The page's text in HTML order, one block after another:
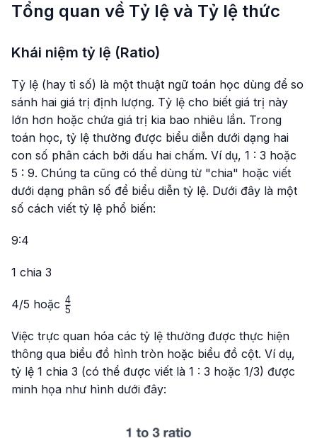
Tổng quan về Tỷ lệ và Tỷ lệ thức
Khái niệm tỷ lệ (Ratio)
Tỷ lệ (hay tỉ số) là một thuật ngữ toán học dùng để so
sánh hai giá trị định lượng. Tỷ lệ cho biết giá trị này
lớn hơn hoặc chứa giá trị kia bao nhiêu lần. Trong
toán học, tỷ lệ thường được biểu diễn dưới dạng hai
con số phân cách bởi dấu hai chấm. Ví dụ, 1 : 3 hoặc
5 : 9. Chúng ta cũng có thể dùng từ "chia" hoặc viết
dưới dạng phân số để biểu diễn tỷ lệ. Dưới đây là một
số cách viết tỷ lệ phổ biến:
9:4
1 chia 3
4/5 hoặc \frac{4}
5
4
Việc trực quan hóa các tỷ lệ thường được thực hiện
thông qua biểu đồ hình tròn hoặc biểu đồ cột. Ví dụ,
tỷ lệ 1 chia 3 (có thể được viết là 1 : 3 hoặc 1/3) được
minh họa như hình dưới đây: